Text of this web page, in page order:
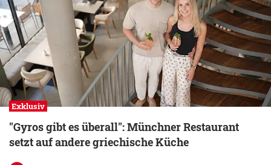
Exklusiv
"Gyros gibt es überall": Münchner Restaurant
setzt auf andere griechische Küche